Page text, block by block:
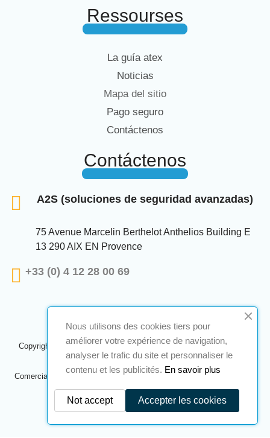
Ressourses
La guía atex
Noticias
Mapa del sitio
Pago seguro
Contáctenos
Contáctenos
A2S (soluciones de seguridad avanzadas)
75 Avenue Marcelin Berthelot Anthelios Building E
13 290 AIX EN Provence
+33 (0) 4 12 28 00 69
Copyright © 2024 A2S ATEX. Todos los derechos reservados. Una
realizaciónNavilog
Comerciante aprobado por la opinión obvia de la compañía,
aquí para comprobar.
Nous utilisons des cookies tiers pour
améliorer votre expérience de navigation,
analyser le trafic du site et personnaliser le
contenu et les publicités. En savoir plus
Accepter les cookies
Not accept